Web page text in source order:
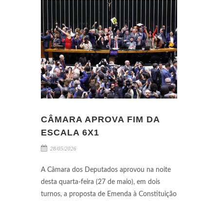
CÂMARA APROVA FIM DA
ESCALA 6X1
28/05/2026
A Câmara dos Deputados aprovou na noite
desta quarta-feira (27 de maio), em dois
turnos, a proposta de Emenda à Constituição